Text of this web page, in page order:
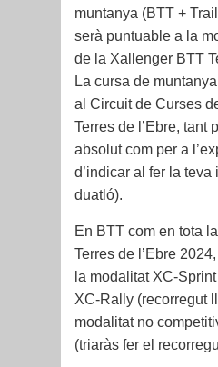
muntanya (BTT +
serà puntuable a la
de la Xallenger BTT
La cursa de
al Circuit de Curses
Terres de l’Ebre, tant
absolut com per a
d’indicar al fer la teva
duatló).
En BTT com en tota
Terres de l’Ebre
la modalitat XC-
XC-Rally (recorregut
modalitat no
(triaràs fer el